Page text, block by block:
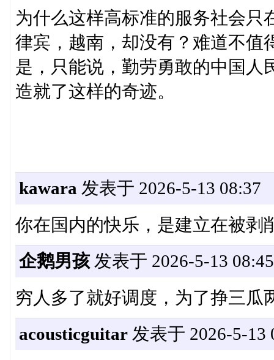
为什么这样高标准的服务社会只
律宾，越南，却没有？难道不值
是，只能说，勤劳勇敢的中国人
造就了这样的奇迹。
kawara 发表于 2026-5-13 08:37
你在国内的快乐，是建立在被剥
企鹅男孩发表于 2026-5-13 08:45
穷人多了就好调度，为了挣三瓜
acousticguitar发表于 2026-5-13